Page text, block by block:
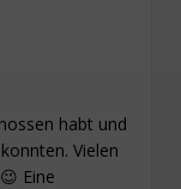
habt und
Vielen
Eine